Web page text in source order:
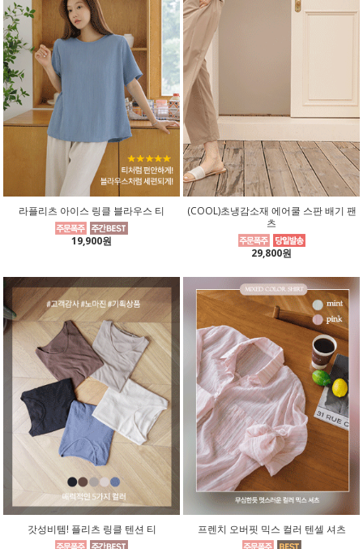
라플리츠 아이스 링클 블라우스 티
19,900원
(COOL)초냉감소재 에어쿨 스판 배기 팬
츠
29,800원
갓성비템! 플리츠 링클 텐션 티 프렌치 오버핏 믹스 컬러 텐셀 셔츠